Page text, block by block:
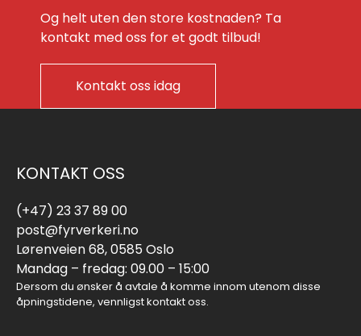
Og helt uten den store kostnaden? Ta
kontakt med oss for et godt tilbud!
Kontakt oss idag
KONTAKT OSS
(+47) 23 37 89 00
post@fyrverkeri.no
Lørenveien 68, 0585 Oslo
Mandag – fredag: 09.00 – 15:00
Dersom du ønsker å avtale å komme innom utenom disse
åpningstidene, vennligst kontakt oss.